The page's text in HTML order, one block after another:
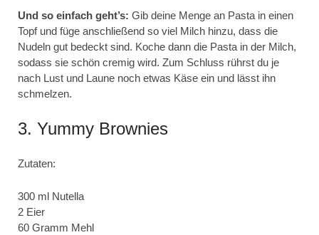
Und so einfach geht’s: Gib deine Menge an Pasta in einen
Topf und füge anschließend so viel Milch hinzu, dass die
Nudeln gut bedeckt sind. Koche dann die Pasta in der Milch,
sodass sie schön cremig wird. Zum Schluss rührst du je
nach Lust und Laune noch etwas Käse ein und lässt ihn
schmelzen.
3. Yummy Brownies
Zutaten:
300 ml Nutella
2 Eier
60 Gramm Mehl